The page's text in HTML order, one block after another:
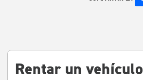
Rentar un vehículo